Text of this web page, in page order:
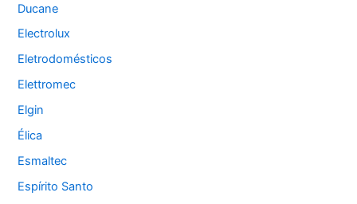
Ducane
Electrolux
Eletrodomésticos
Elettromec
Elgin
Élica
Esmaltec
Espírito Santo